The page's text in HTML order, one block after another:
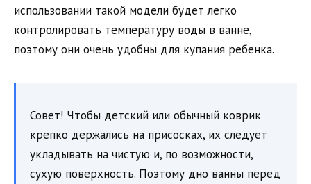
использовании такой модели будет легко
контролировать температуру воды в ванне,
поэтому они очень удобны для купания ребенка.
Совет! Чтобы детский или обычный коврик
крепко держались на присосках, их следует
укладывать на чистую и, по возможности,
сухую поверхность. Поэтому дно ванны перед